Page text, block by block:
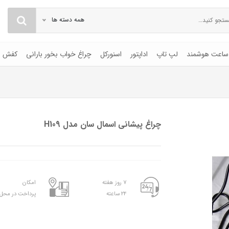
همه دسته ها
ساعت هوشمند لپ تاپ اداپتور اسنورکل چراغ خواب بخور بارانی کفش
چراغ پیشانی اسمال سان مدل H109
۷ روز هفته
۲۴ ساعته
امکان
پرداخت در محل